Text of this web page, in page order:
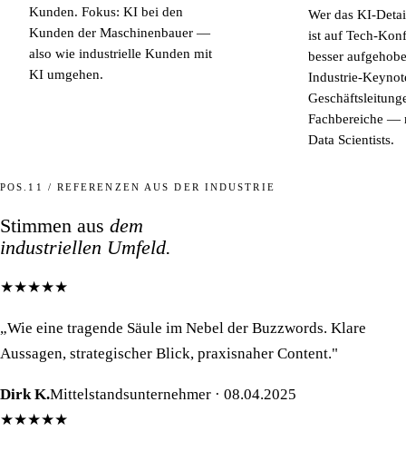
Kunden. Fokus: KI bei den
Kunden der Maschinenbauer —
also wie industrielle Kunden mit
KI umgehen.
Wer das KI-
ist auf Tech-
besser
Industrie-
Fachbereiche —
Data Scientists.
POS.11 / REFERENZEN AUS DER INDUSTRIE
Stimmen aus dem
industriellen Umfeld.
★★★★★
„Wie eine tragende Säule im Nebel der Buzzwords. Klare
Aussagen, strategischer Blick, praxisnaher Content."
Dirk K.Mittelstandsunternehmer · 08.04.2025
★★★★★